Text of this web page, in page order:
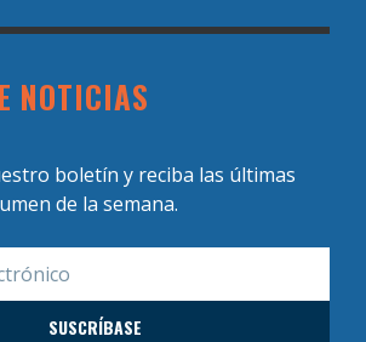
NOTICIAS
boletín y reciba las últimas
de la semana.